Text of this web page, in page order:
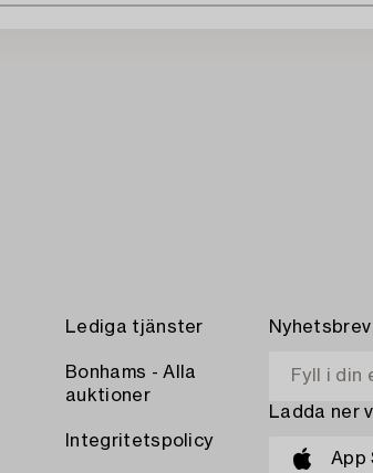
Lediga tjänster
Bonhams - Alla
auktioner
Integritetspolicy
Nyhetsbrev
Ladda ner
App